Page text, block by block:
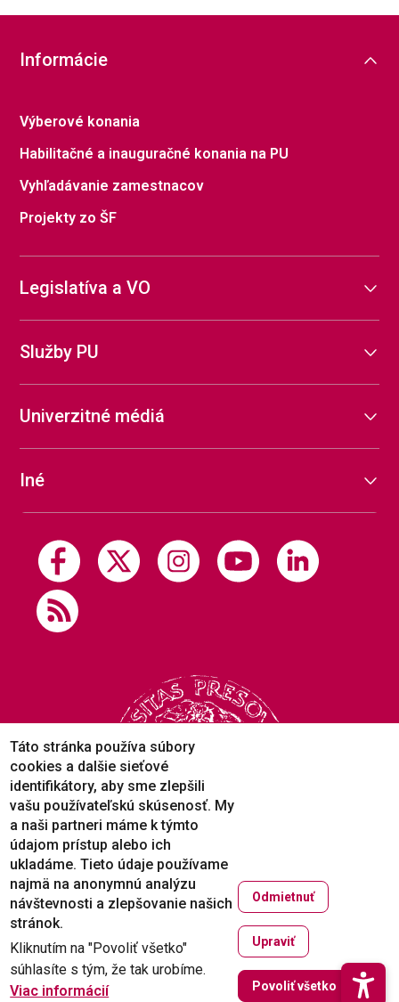
Informácie
Výberové konania
Habilitačné a inauguračné konania na PU
Vyhľadávanie zamestnacov
Projekty zo ŠF
Legislatíva a VO
Služby PU
Univerzitné médiá
Iné
Copyright © 2005-2026
Prešovská univerzita v Prešove
Created by
ActivIT
Táto stránka používa súbory
cookies a dalšie sieťové
identifikátory, aby sme zlepšili
vašu používateľskú skúsenosť. My
a naši partneri máme k týmto
údajom prístup alebo ich
ukladáme. Tieto údaje používame
najmä na anonymnú analýzu
návštevnosti a zlepšovanie našich
stránok.
Kliknutím na "Povoliť všetko"
súhlasíte s tým, že tak urobíme.
Viac informácií
Odmietnuť
Upraviť
Povoliť všetko